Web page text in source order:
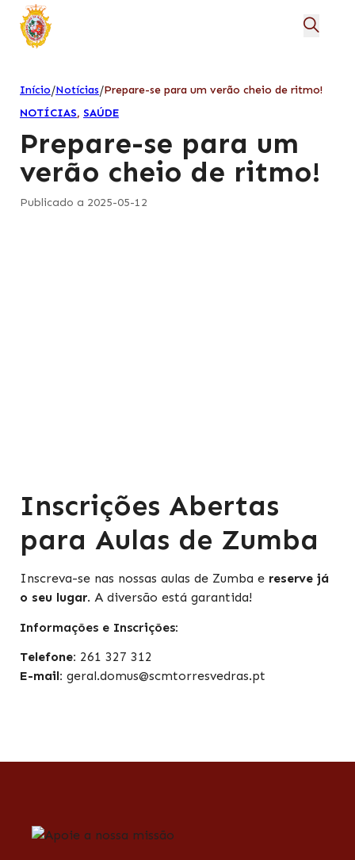
Início/Notícias/Prepare-se para um verão cheio de ritmo!
NOTÍCIAS, SAÚDE
Prepare-se para um
verão cheio de ritmo!
Publicado a 2025-05-12
Inscrições Abertas
para Aulas de Zumba
Inscreva-se nas nossas aulas de Zumba e reserve já
o seu lugar. A diversão está garantida!
Informações e Inscrições:
Telefone: 261 327 312
E-mail: geral.domus@scmtorresvedras.pt